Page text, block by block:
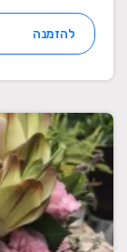
להזמנה